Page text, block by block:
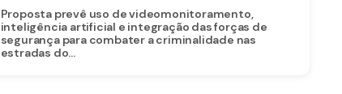
Proposta prevê uso de videomonitoramento,
inteligência artificial e integração das forças de
segurança para combater a criminalidade nas
estradas do...